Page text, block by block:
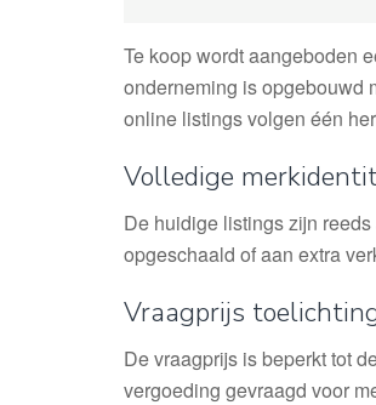
Te koop wordt aangeboden
onderneming is opgebouwd
online listings volgen één
Volledige
De huidige listings zijn
opgeschaald of aan extra
Vraagprijs
De vraagprijs is beperkt tot
vergoeding gevraagd voor